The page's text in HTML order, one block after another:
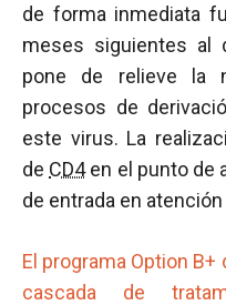
de forma inmediata
meses siguientes al
pone de relieve la
procesos de
este virus. La
de CD4en el punto de
de entrada en
El programa Option
cascada de